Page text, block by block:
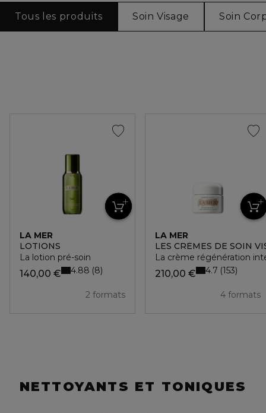
Tous les produits Soin Visage Soin
LA MER
LOTIONS
La lotion pré-soin
140,00 €
2 formats
4.88 8
LA MER
LES CRÈMES DE SOIN
La crème régénération
210,00 €
4 formats
4.7 153
NETTOYANTS ET TONIQUES